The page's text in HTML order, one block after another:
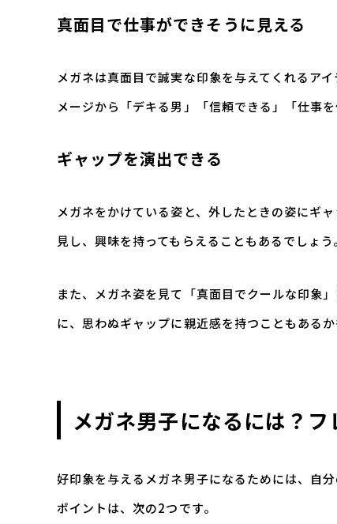
真面目で仕事ができそうに見える
メガネは真面目で誠実な印象を与えてくれるア
メージから「デキる男」「信頼できる」「仕事
ギャップを演出できる
メガネをかけている姿と、外したときの姿にギ
見し、興味を持ってもらえることもあるでしょう。
また、メガネ姿を見て「真面目でクールな印象
に、思わぬギャップに親近感を持つこともあるか
メガネ男子になるには？
好印象を与えるメガネ男子になるためには、自
ポイントは、次の2つです。